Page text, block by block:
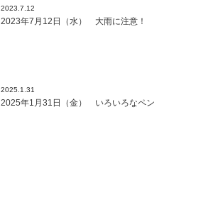
2023.7.12
2023年7月12日（水） 大雨に注意！
2025.1.31
2025年1月31日（金） いろいろなペン